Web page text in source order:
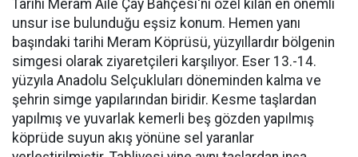
Tarihi Meram Aile Çay Bahçesi'ni özel kılan en önemli
unsur ise bulunduğu eşsiz konum. Hemen yanı
başındaki tarihi Meram Köprüsü, yüzyıllardır bölgenin
simgesi olarak ziyaretçileri karşılıyor. Eser 13.-14.
yüzyıla Anadolu Selçukluları döneminden kalma ve
şehrin simge yapılarından biridir. Kesme taşlardan
yapılmış ve yuvarlak kemerli beş gözden yapılmış
köprüde suyun akış yönüne sel yaranlar